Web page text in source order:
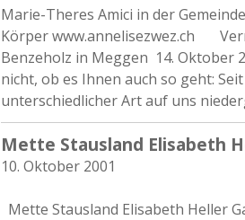
Marie-Theres Amici in der
Körper www.annelisezwez.ch
Benzeholz in Meggen 14. Oktober
nicht, ob es Ihnen auch so geht:
unterschiedlicher Art auf uns
Mette Stausland Elisabeth
10. Oktober 2001
Mette Stausland Elisabeth Heller